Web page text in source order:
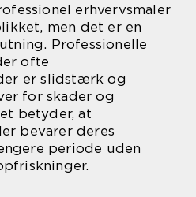
erhvervsmaler
men det er en
Professionelle
ofte
er slidstærk og
for skader og
betyder, at
bevarer deres
periode uden